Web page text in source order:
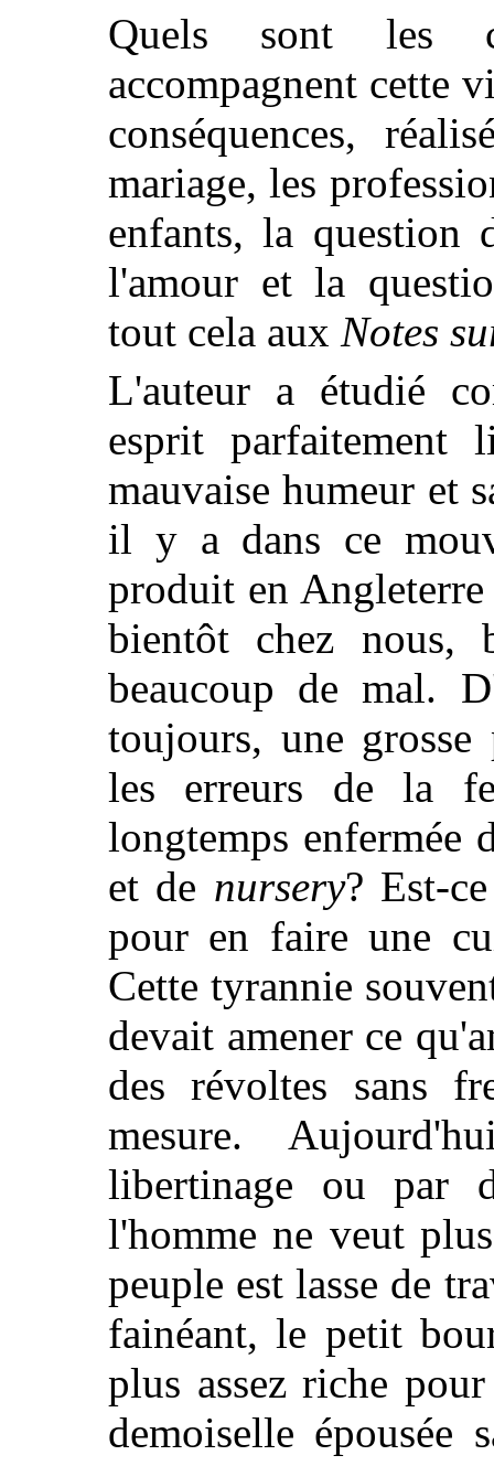
Quels sont les
accompagnent cette
conséquences,
mariage, les
enfants, la question
l'amour et la
tout cela aux Notes
L'auteur a étudié
esprit parfaitement
mauvaise humeur et
il y a dans ce
produit en
bientôt chez nous,
beaucoup de mal.
toujours, une grosse
les erreurs de la
longtemps enfermée
et de nursery? Est-
pour en faire une
Cette tyrannie
devait amener ce
des révoltes sans
mesure.
libertinage ou par
l'homme ne veut
peuple est lasse de
fainéant, le petit
plus assez riche
demoiselle épousée